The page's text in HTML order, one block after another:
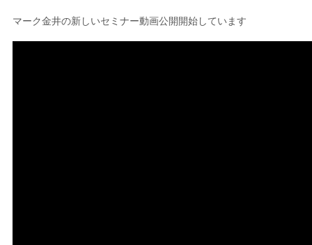
マーク金井の新しいセミナー動画公開開始しています